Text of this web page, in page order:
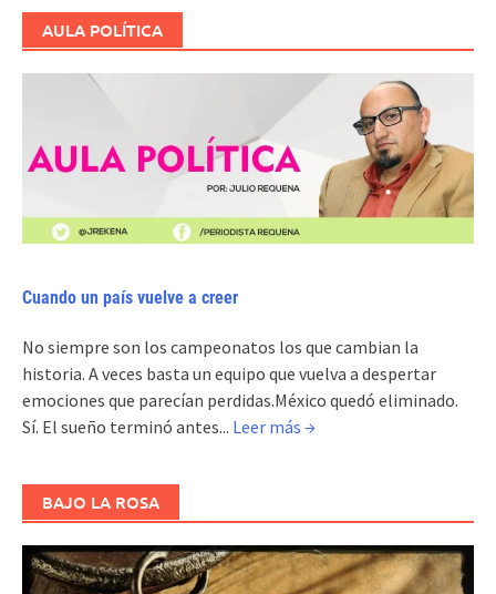
AULA POLÍTICA
Cuando un país vuelve a creer
No siempre son los campeonatos los que cambian la
historia. A veces basta un equipo que vuelva a despertar
emociones que parecían perdidas.México quedó eliminado.
Sí. El sueño terminó antes... Leer más →
BAJO LA ROSA